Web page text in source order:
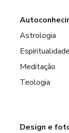
Astrologia
Espiritualidade
Meditação
Teologia
Design e